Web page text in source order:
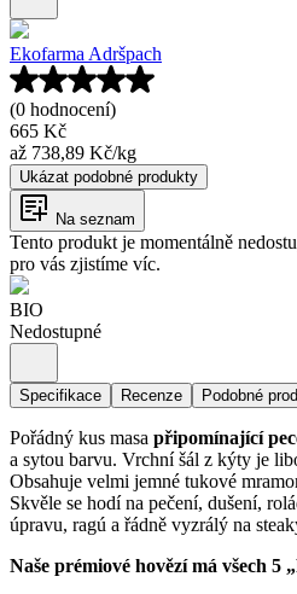
Ekofarma Adršpach
(0 hodnocení)
665 Kč
až 738,89 Kč/kg
Ukázat podobné produkty
Na seznam
Tento produkt je momentálně
pro vás zjistíme víc.
BIO
Nedostupné
Specifikace Recenze Podobné
Pořádný kus masa připomínající
a sytou barvu. Vrchní šál z kýty je
Obsahuje velmi jemné tukové
Skvěle se hodí na pečení, dušení,
úpravu, ragú a řádně vyzrálý na
Naše prémiové hovězí má všech 5